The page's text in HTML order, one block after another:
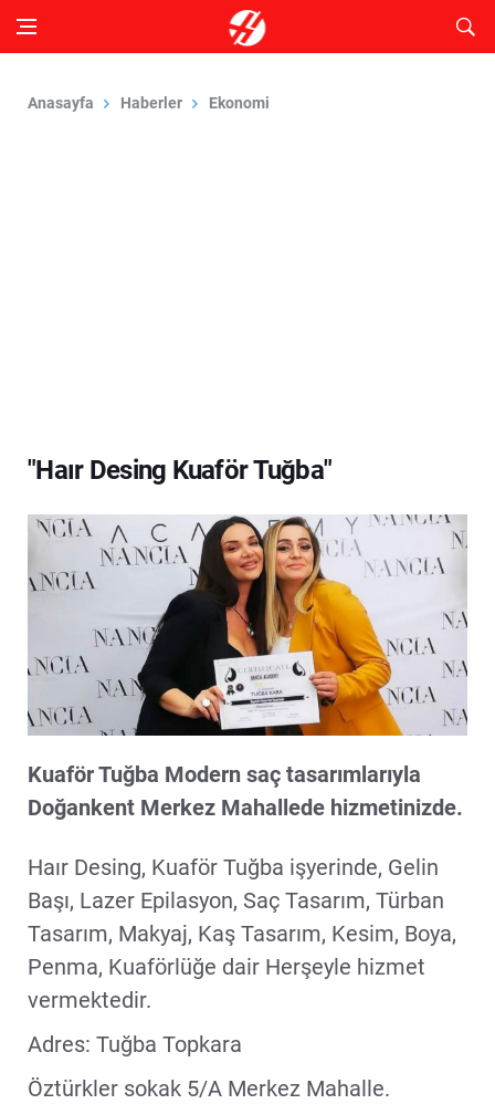
Anasayfa Haberler Ekonomi
"Haır Desing Kuaför Tuğba"
Kuaför Tuğba Modern saç tasarımlarıyla
Doğankent Merkez Mahallede hizmetinizde.
Haır Desing, Kuaför Tuğba işyerinde, Gelin
Başı, Lazer Epilasyon, Saç Tasarım, Türban
Tasarım, Makyaj, Kaş Tasarım, Kesim, Boya,
Penma, Kuaförlüğe dair Herşeyle hizmet
vermektedir.
Adres: Tuğba Topkara
Öztürkler sokak 5/A Merkez Mahalle.